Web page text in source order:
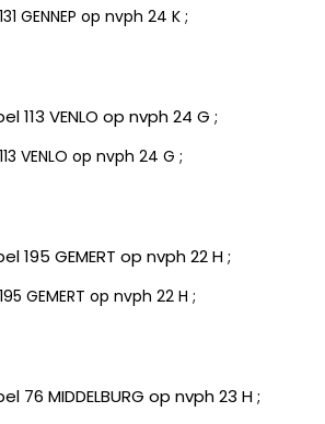
GENNEP op nvph 24 K ;
VENLO op nvph 24 G ;
GEMERT op nvph 22 H ;